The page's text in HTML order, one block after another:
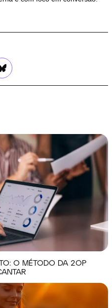
O MÉTODO DA 2OP